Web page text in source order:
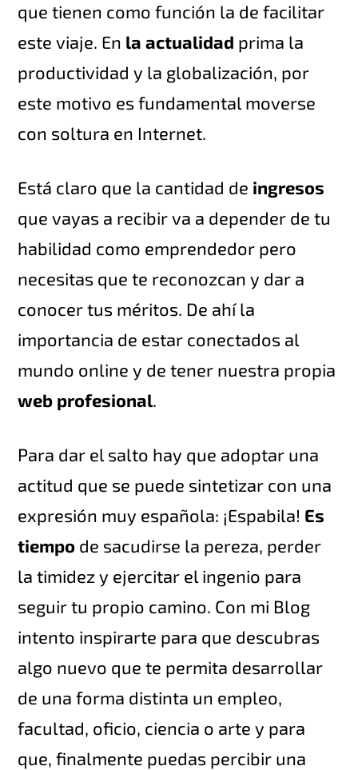
que tienen como función la de facilitar
este viaje. En la actualidad prima la
productividad y la globalización, por
este motivo es fundamental moverse
con soltura en Internet.
Está claro que la cantidad de ingresos
que vayas a recibir va a depender de tu
habilidad como emprendedor pero
necesitas que te reconozcan y dar a
conocer tus méritos. De ahí la
importancia de estar conectados al
mundo online y de tener nuestra propia
web profesional.
Para dar el salto hay que adoptar una
actitud que se puede sintetizar con una
expresión muy española: ¡Espabila! Es
tiempo de sacudirse la pereza, perder
la timidez y ejercitar el ingenio para
seguir tu propio camino. Con mi Blog
intento inspirarte para que descubras
algo nuevo que te permita desarrollar
de una forma distinta un empleo,
facultad, oficio, ciencia o arte y para
que, finalmente puedas percibir una